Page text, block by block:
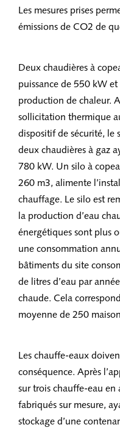
Les mesures prises
émissions de CO2 de
Deux chaudières à
puissance de 550 kW
production de chaleur.
sollicitation thermique
dispositif de sécurité, le
deux chaudières à gaz
780 kW. Un silo à
260 m3, alimente
chauffage. Le silo est
la production d’eau
énergétiques sont plus
une consommation
bâtiments du site
de litres d’eau par
chaude. Cela
moyenne de 250
Les chauffe-eaux
conséquence. Après
sur trois chauffe-eau
fabriqués sur mesure,
stockage d’une